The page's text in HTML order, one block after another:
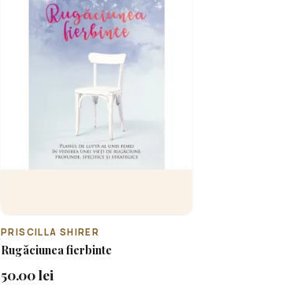
PRISCILLA SHIRER
Rugăciunea fierbinte
50.00 lei